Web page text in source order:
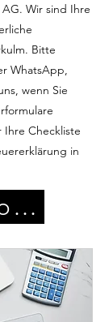
Wir sind Ihre
Bitte
WhatsApp,
wenn Sie
Ihre Checkliste
in
Download